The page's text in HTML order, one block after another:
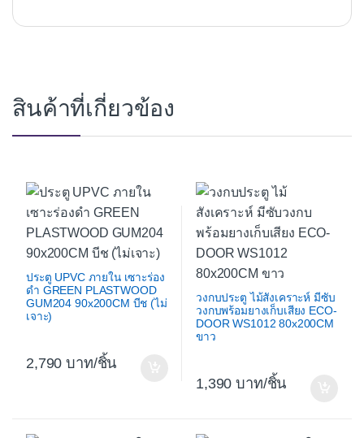
สินค้าที่เกี่ยวข้อง
ประตู UPVC ภายใน เซาะร่อง
ดำ GREEN PLASTWOOD
GUM204 90x200CM บีช (ไม่
เจาะ)
2,790 /ชิ้น
วงกบประตู ไม้สังเคราะห์ มีซับ
วงกบพร้อมยางเก็บเสียง ECO-
DOOR WS1012 80x200CM
ขาว
1,390 /ชิ้น